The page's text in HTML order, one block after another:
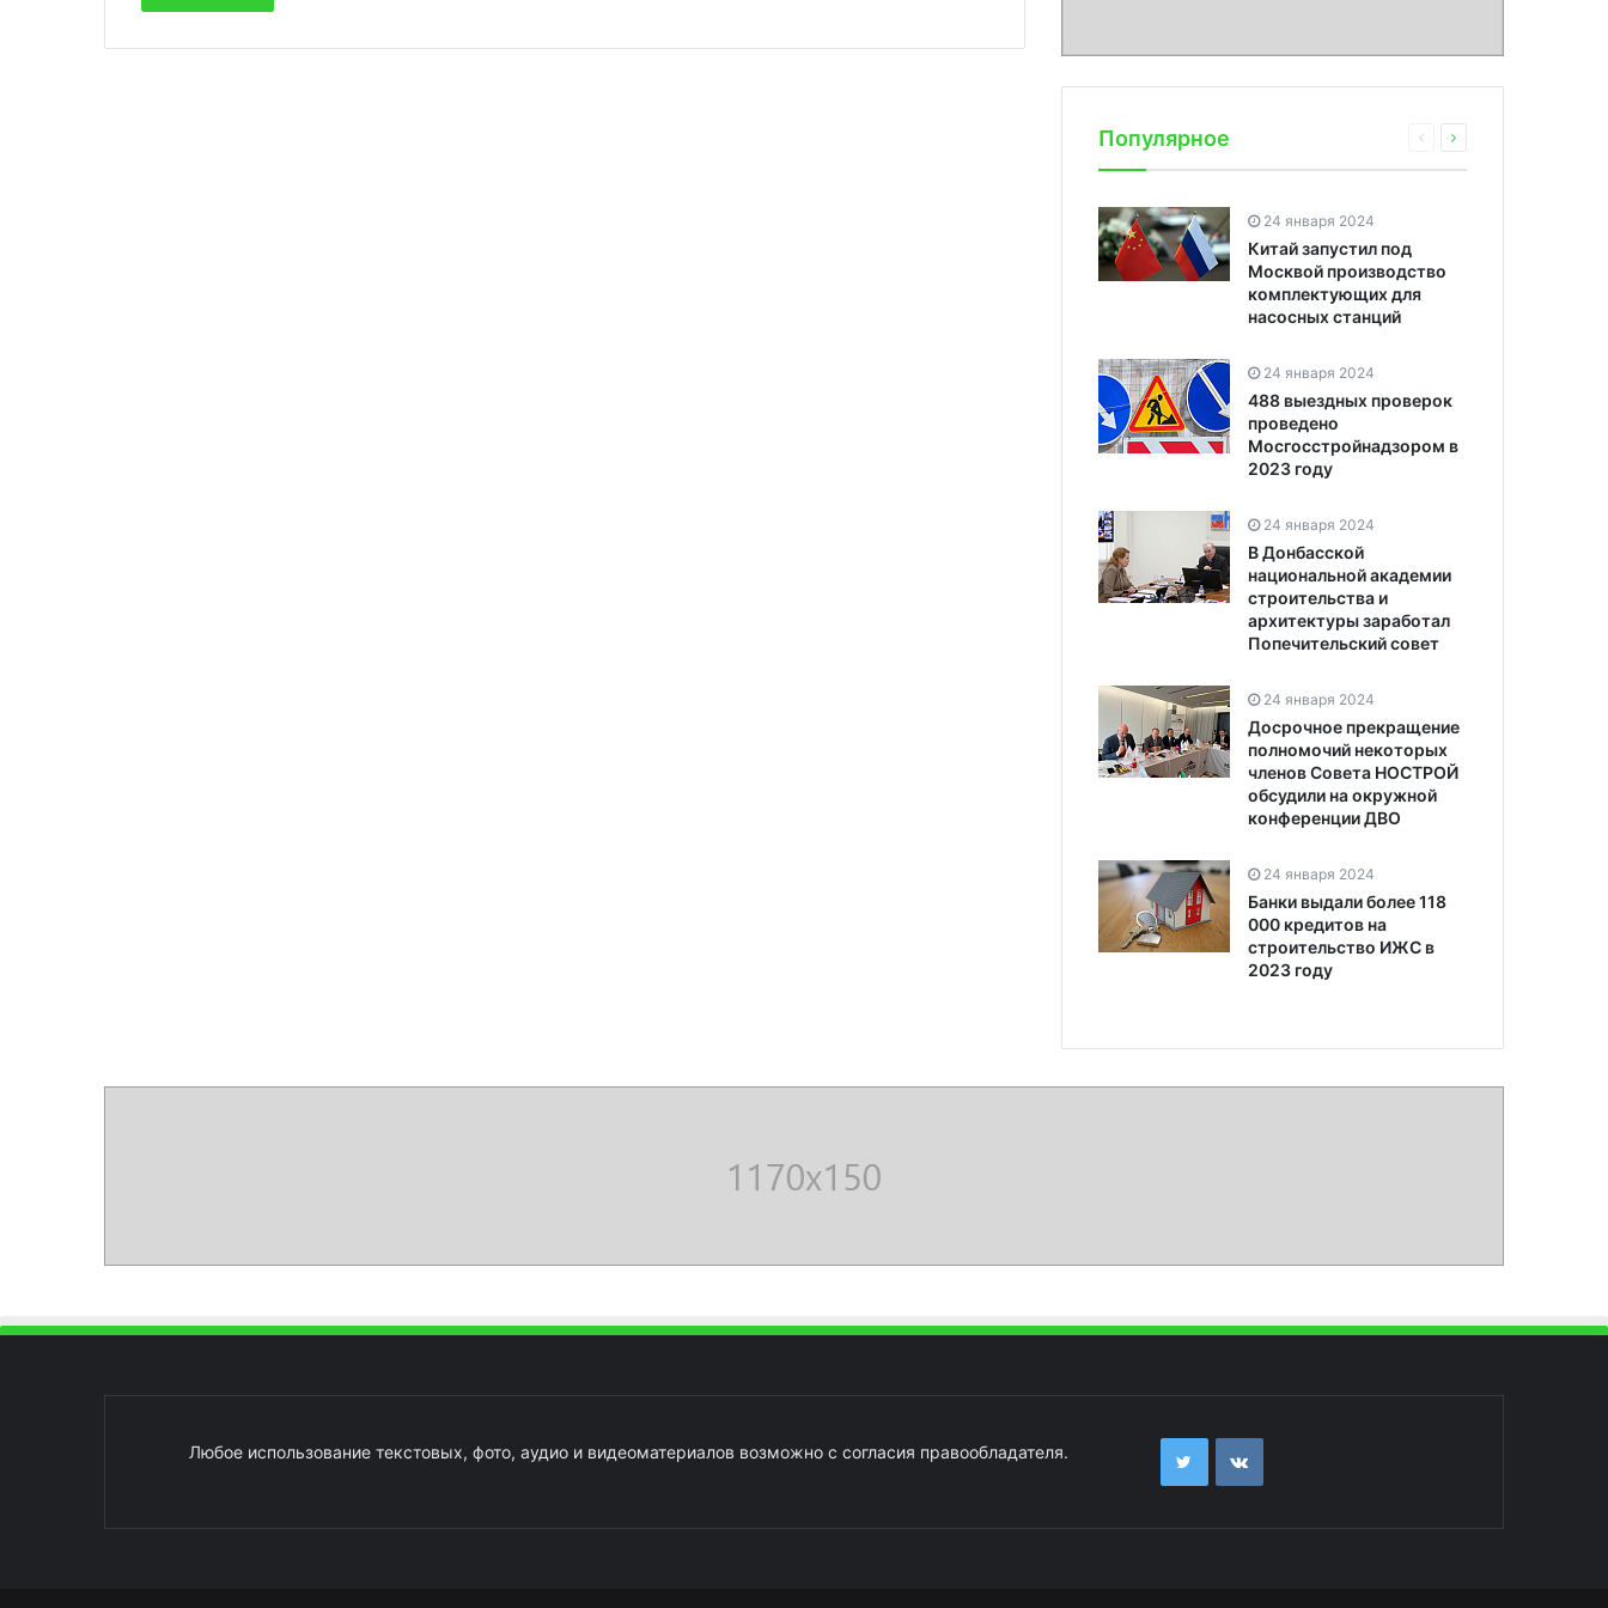
Популярное
24 января 2024
Китай запустил под
Москвой производство
комплектующих для
насосных станций
24 января 2024
488 выездных проверок
проведено
Мосгосстройнадзором в
2023 году
24 января 2024
В Донбасской
национальной академии
строительства и
архитектуры заработал
Попечительский совет
24 января 2024
Досрочное прекращение
полномочий некоторых
членов Совета НОСТРОЙ
обсудили на окружной
конференции ДВО
24 января 2024
Банки выдали более 118
000 кредитов на
строительство ИЖС в
2023 году
Любое использование текстовых, фото, аудио и видеоматериалов возможно с согласия правообладателя.